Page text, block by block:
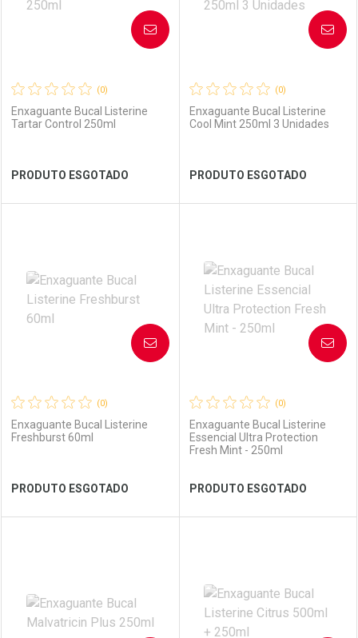
Ver Desconto Convênio Ver Desconto Convênio
(0)
Enxaguante Bucal Listerine
Tartar Control 250ml
PRODUTO ESGOTADO
AVISE-ME
Laboratório
Ver Desconto Convênio
Por Menos
(0)
Enxaguante Bucal Listerine
Cool Mint 250ml 3 Unidades
PRODUTO ESGOTADO
AVISE-ME
Laboratório
Ver Desconto Convênio
Por Menos
(0)
Enxaguante Bucal Listerine
Freshburst 60ml
PRODUTO ESGOTADO
AVISE-ME
(0)
Enxaguante Bucal Listerine
Essencial Ultra Protection
Fresh Mint - 250ml
PRODUTO ESGOTADO
AVISE-ME
Laboratório
Por Menos